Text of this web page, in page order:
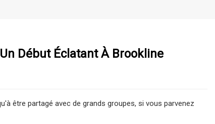
Début Éclatant À Brookline
être partagé avec de grands groupes, si vous parvenez